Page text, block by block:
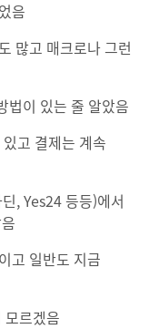
음
많고 매크로나 그런
법이 있는 줄 알았음
고 결제는 계속
, Yes24 등등)에서
고 일반도 지금
모르겠음